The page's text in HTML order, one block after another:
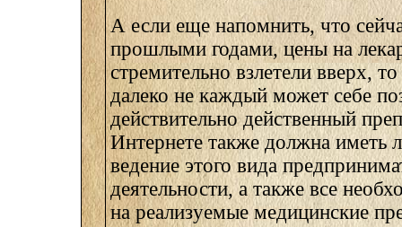
А если еще напомнить, что
прошлыми годами, цены на
стремительно взлетели вверх,
далеко не каждый может себе
действительно действенный
Интернете также должна иметь
ведение этого вида
деятельности, а также все
на реализуемые медицинские